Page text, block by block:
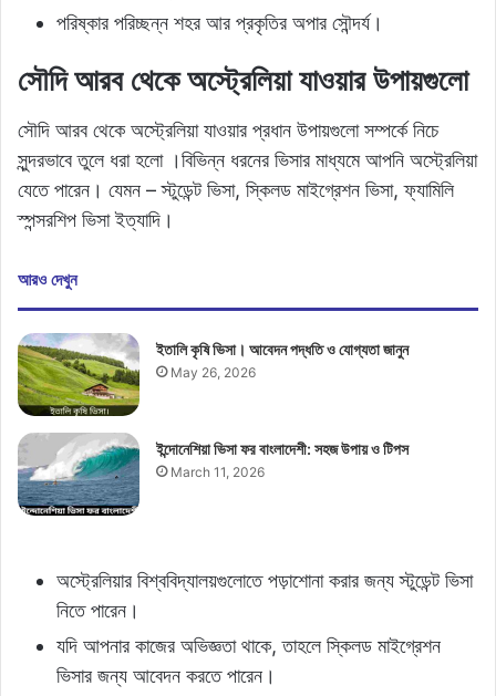
পরিষ্কার পরিচ্ছন্ন শহর আর প্রকৃতির অপার সৌন্দর্য।
সৌদি আরব থেকে অস্ট্রেলিয়া যাওয়ার উপায়গুলো
সৌদি আরব থেকে অস্ট্রেলিয়া যাওয়ার প্রধান উপায়গুলো সম্পর্কে নিচে
সুন্দরভাবে তুলে ধরা হলো ।বিভিন্ন ধরনের ভিসার মাধ্যমে আপনি অস্ট্রেলিয়া
যেতে পারেন। যেমন – স্টুডেন্ট ভিসা, স্কিলড মাইগ্রেশন ভিসা, ফ্যামিলি
স্পন্সরশিপ ভিসা ইত্যাদি।
আরও দেখুন
ইতালি কৃষি ভিসা। আবেদন পদ্ধতি ও যোগ্যতা জানুন
May 26, 2026
ইন্দোনেশিয়া ভিসা ফর বাংলাদেশী: সহজ উপায় ও টিপস
March 11, 2026
অস্ট্রেলিয়ার বিশ্ববিদ্যালয়গুলোতে পড়াশোনা করার জন্য স্টুডেন্ট ভিসা
নিতে পারেন।
যদি আপনার কাজের অভিজ্ঞতা থাকে, তাহলে স্কিলড মাইগ্রেশন
ভিসার জন্য আবেদন করতে পারেন।